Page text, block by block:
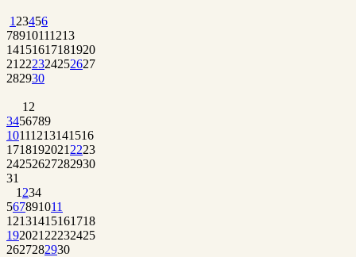
1 23456
78910111213
14151617181920
21 222324252627
282930
1 2
3456789
10111213141516
1718192021 2223
24252627282930
31
1 234
567891011
12131415161718
192021 22232425
2627282930